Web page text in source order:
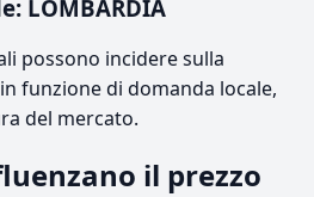
LOMBARDIA
possono incidere sulla
funzione di domanda locale,
del mercato.
il prezzo